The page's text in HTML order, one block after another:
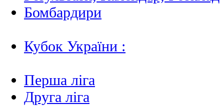
Бомбардири
Кубок України :
Перша ліга
Друга ліга